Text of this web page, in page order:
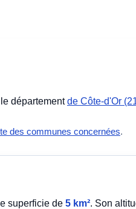
départementde Côte-d'Or
des communes concernées.
superficie de 5 km². Son